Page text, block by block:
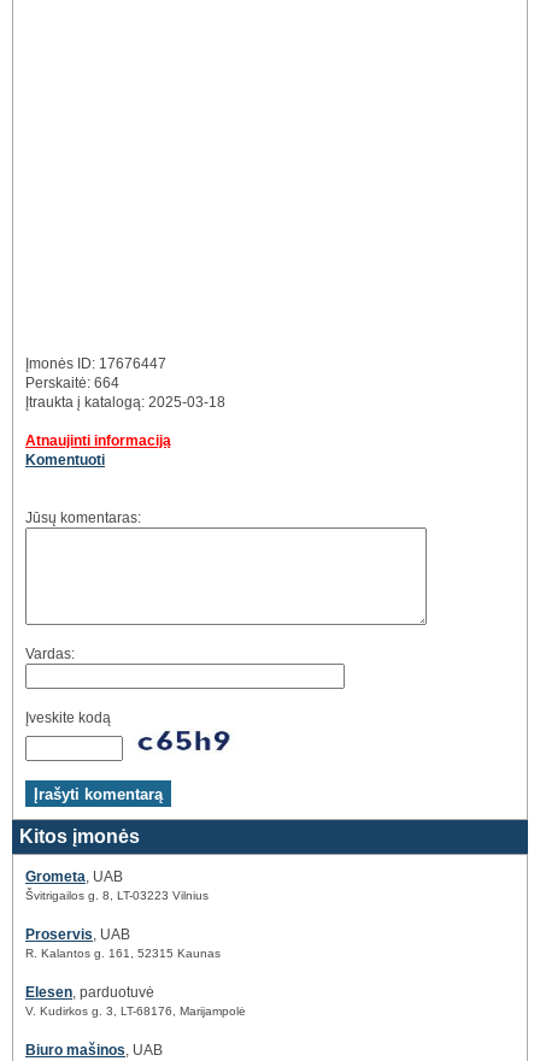
Įmonės ID: 17676447
Perskaitė: 664
Įtraukta į katalogą: 2025-03-18
Atnaujinti informaciją
Komentuoti
Jūsų komentaras:
Vardas:
Įveskite kodą
Kitos įmonės
Grometa, UAB
Švitrigailos g. 8, LT-03223 Vilnius
Proservis, UAB
R. Kalantos g. 161, 52315 Kaunas
Elesen, parduotuvė
V. Kudirkos g. 3, LT-68176, Marijampolė
Biuro mašinos, UAB